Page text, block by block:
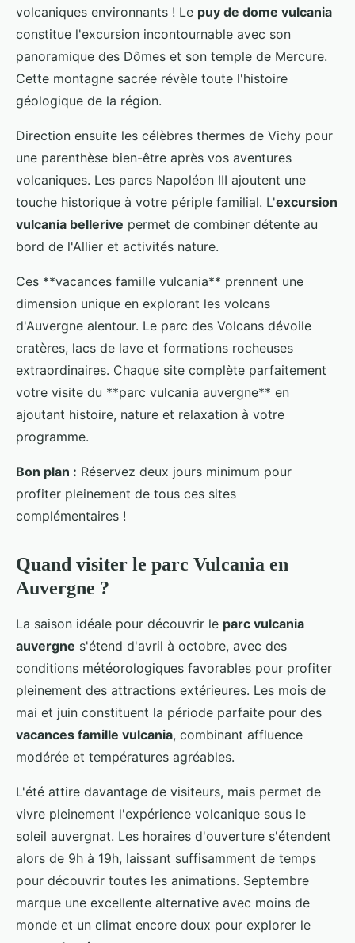
volcaniques environnants ! Le puy de dome vulcania
constitue l'excursion incontournable avec son
panoramique des Dômes et son temple de Mercure.
Cette montagne sacrée révèle toute l'histoire
géologique de la région.
Direction ensuite les célèbres thermes de Vichy pour
une parenthèse bien-être après vos aventures
volcaniques. Les parcs Napoléon III ajoutent une
touche historique à votre périple familial. L'excursion
vulcania bellerive permet de combiner détente au
bord de l'Allier et activités nature.
Ces **vacances famille vulcania** prennent une
dimension unique en explorant les volcans
d'Auvergne alentour. Le parc des Volcans dévoile
cratères, lacs de lave et formations rocheuses
extraordinaires. Chaque site complète parfaitement
votre visite du **parc vulcania auvergne** en
ajoutant histoire, nature et relaxation à votre
programme.
Bon plan : Réservez deux jours minimum pour
profiter pleinement de tous ces sites
complémentaires !
Quand visiter le parc Vulcania en
Auvergne ?
La saison idéale pour découvrir le parc vulcania
auvergne s'étend d'avril à octobre, avec des
conditions météorologiques favorables pour profiter
pleinement des attractions extérieures. Les mois de
mai et juin constituent la période parfaite pour des
vacances famille vulcania, combinant affluence
modérée et températures agréables.
L'été attire davantage de visiteurs, mais permet de
vivre pleinement l'expérience volcanique sous le
soleil auvergnat. Les horaires d'ouverture s'étendent
alors de 9h à 19h, laissant suffisamment de temps
pour découvrir toutes les animations. Septembre
marque une excellente alternative avec moins de
monde et un climat encore doux pour explorer le